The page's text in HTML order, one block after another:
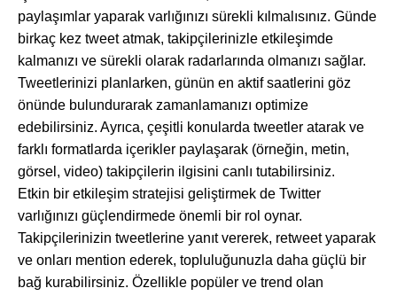
paylaşımlar yaparak varlığınızı sürekli kılmalısınız. Günde
birkaç kez tweet atmak, takipçilerinizle etkileşimde
kalmanızı ve sürekli olarak radarlarında olmanızı sağlar.
Tweetlerinizi planlarken, günün en aktif saatlerini göz
önünde bulundurarak zamanlamanızı optimize
edebilirsiniz. Ayrıca, çeşitli konularda tweetler atarak ve
farklı formatlarda içerikler paylaşarak (örneğin, metin,
görsel, video) takipçilerin ilgisini canlı tutabilirsiniz.
Etkin bir etkileşim stratejisi geliştirmek de Twitter
varlığınızı güçlendirmede önemli bir rol oynar.
Takipçilerinizin tweetlerine yanıt vererek, retweet yaparak
ve onları mention ederek, topluluğunuzla daha güçlü bir
bağ kurabilirsiniz. Özellikle popüler ve trend olan